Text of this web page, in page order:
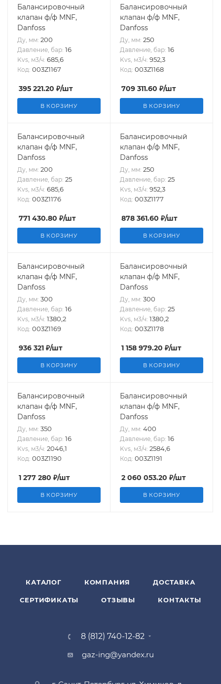
Балансировочный
клапан ф/ф MNF,
Danfoss
Ду, мм: 200
Давление, бар: 16
Kvs, м3/ч: 685,6
Код: 003Z1167
395 221.20 ₽/шт
В КОРЗИНУ
Балансировочный
клапан ф/ф MNF,
Danfoss
Ду, мм: 250
Давление, бар: 16
Kvs, м3/ч: 952,3
Код: 003Z1168
709 311.60 ₽/шт
В КОРЗИНУ
Балансировочный
клапан ф/ф MNF,
Danfoss
Ду, мм: 200
Давление, бар: 25
Kvs, м3/ч: 685,6
Код: 003Z1176
771 430.80 ₽/шт
В КОРЗИНУ
Балансировочный
клапан ф/ф MNF,
Danfoss
Ду, мм: 250
Давление, бар: 25
Kvs, м3/ч: 952,3
Код: 003Z1177
878 361.60 ₽/шт
В КОРЗИНУ
Балансировочный
клапан ф/ф MNF,
Danfoss
Ду, мм: 300
Давление, бар: 16
Kvs, м3/ч: 1380,2
Код: 003Z1169
936 321 ₽/шт
В КОРЗИНУ
Балансировочный
клапан ф/ф MNF,
Danfoss
Ду, мм: 300
Давление, бар: 25
Kvs, м3/ч: 1380,2
Код: 003Z1178
1 158 979.20 ₽/шт
В КОРЗИНУ
Балансировочный
клапан ф/ф MNF,
Danfoss
Ду, мм: 350
Давление, бар: 16
Kvs, м3/ч: 2046,1
Код: 003Z1190
1 277 280 ₽/шт
В КОРЗИНУ
Балансировочный
клапан ф/ф MNF,
Danfoss
Ду, мм: 400
Давление, бар: 16
Kvs, м3/ч: 2584,6
Код: 003Z1191
2 060 053.20 ₽/шт
В КОРЗИНУ
КАТАЛОГ КОМПАНИЯ ДОСТАВКА
СЕРТИФИКАТЫ ОТЗЫВЫ КОНТАКТЫ
8 (812) 740-12-82
gaz-ing@yandex.ru